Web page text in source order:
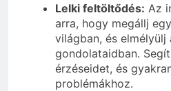
Lelki feltöltődés: Az
arra, hogy megállj
világban, és elmélyülj
gondolataidban.
érzéseidet, és
problémákhoz.